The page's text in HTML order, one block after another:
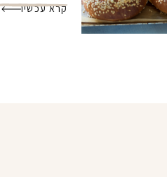
קרא עכשיו